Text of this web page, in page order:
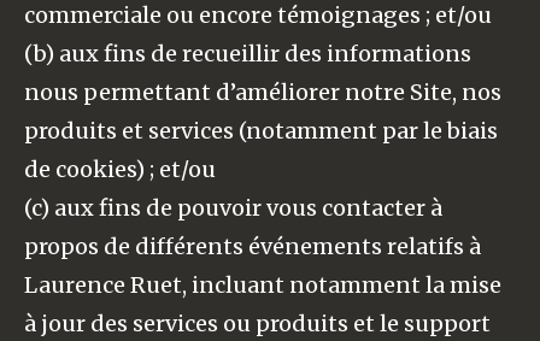
commerciale ou encore témoignages ; et/ou
(b) aux fins de recueillir des informations
nous permettant d’améliorer notre Site, nos
produits et services (notamment par le biais
de cookies) ; et/ou
(c) aux fins de pouvoir vous contacter à
propos de différents événements relatifs à
Laurence Ruet, incluant notamment la mise
à jour des services ou produits et le support